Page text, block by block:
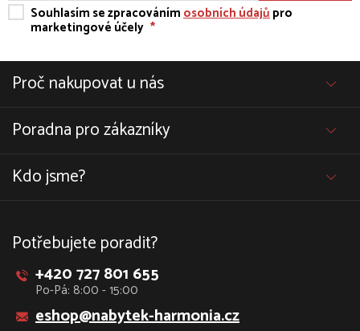
Souhlasím se zpracovánímosobních údajůpro
marketingové účely *
Proč nakupovat u nás
Poradna pro zákazníky
Kdo jsme?
Potřebujete poradit?
+420 727 801 655
Po-Pá: 8:00 - 15:00
eshop@nabytek-harmonia.cz